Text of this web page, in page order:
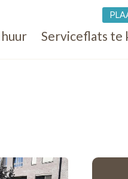
Serviceflats te